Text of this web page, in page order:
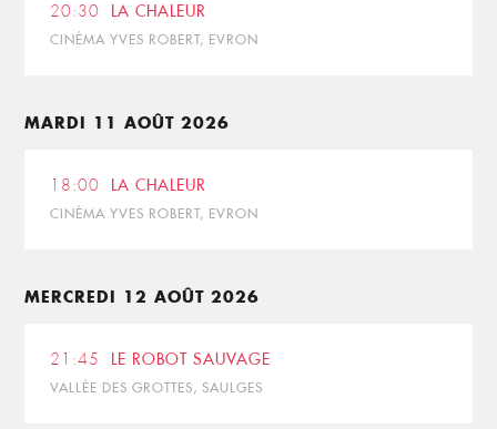
20:30 LA CHALEUR
CINÉMA YVES ROBERT, EVRON
MARDI 11 AOÛT 2026
18:00 LA CHALEUR
CINÉMA YVES ROBERT, EVRON
MERCREDI 12 AOÛT 2026
21:45 LE ROBOT SAUVAGE
VALLÉE DES GROTTES, SAULGES